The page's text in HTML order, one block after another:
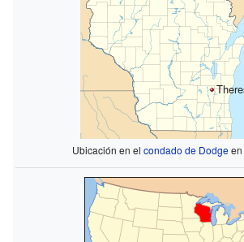
Ubicación en elcondado de Dodge